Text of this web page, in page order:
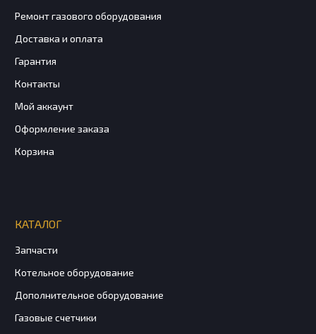
Ремонт газового оборудования
Доставка и оплата
Гарантия
Контакты
Мой аккаунт
Оформление заказа
Корзина
КАТАЛОГ
Запчасти
Котельное оборудование
Дополнительное оборудование
Газовые счетчики